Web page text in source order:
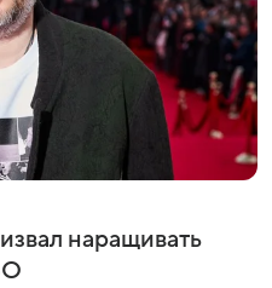
наращивать